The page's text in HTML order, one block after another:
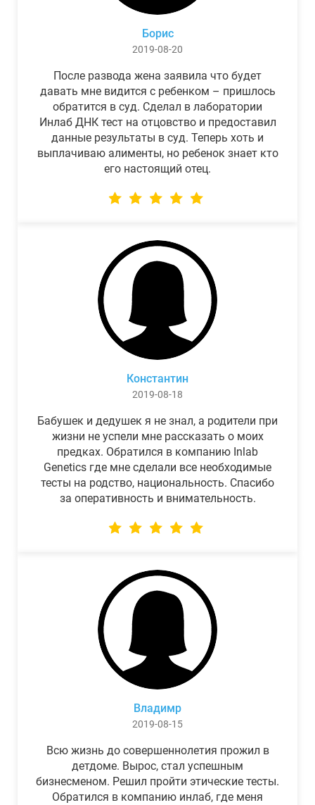
Борис
2019-08-20
После развода жена заявила что будет
давать мне видится с ребенком – пришлось
обратится в суд. Сделал в лаборатории
Инлаб ДНК тест на отцовство и предоставил
данные результаты в суд. Теперь хоть и
выплачиваю алименты, но ребенок знает кто
его настоящий отец.
Константин
2019-08-18
Бабушек и дедушек я не знал, а родители при
жизни не успели мне рассказать о моих
предках. Обратился в компанию Inlab
Genetics где мне сделали все необходимые
тесты на родство, национальность. Спасибо
за оперативность и внимательность.
Владимр
2019-08-15
Всю жизнь до совершеннолетия прожил в
детдоме. Вырос, стал успешным
бизнесменом. Решил пройти этические тесты.
Обратился в компанию инлаб, где меня